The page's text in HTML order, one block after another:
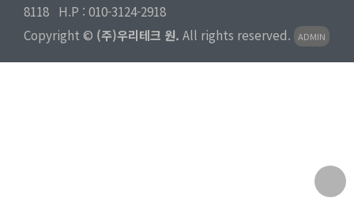
8118 H.P : 010-3124-2918
Copyright © (주)우리테크 원. All rights reserved. ADMIN